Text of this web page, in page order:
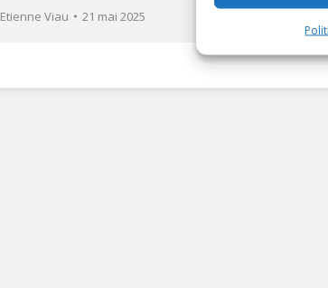
Etienne Viau 21 mai 2025